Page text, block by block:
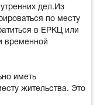
дел.Из
по месту
в ЕРКЦ или
временной
иметь
жительства. Это